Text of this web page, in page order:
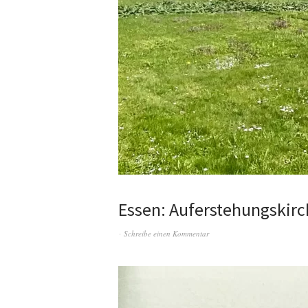
Essen:
Schreibe einen Kommentar